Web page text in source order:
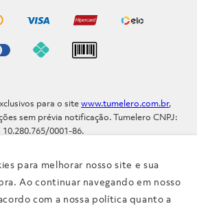
para melhorar nosso site e sua
Ao continuar navegando em nosso
com a nossa política quanto a
para o sitewww.tumelero.com.br,
sem prévia notificação. Tumelero CNPJ:
10.280.765/0001-86.
91.110-001
(51) 3371-9290